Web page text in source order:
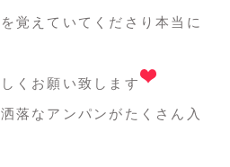
覚えていてくださり本当に
くお願い致します
落なアンパンがたくさん入